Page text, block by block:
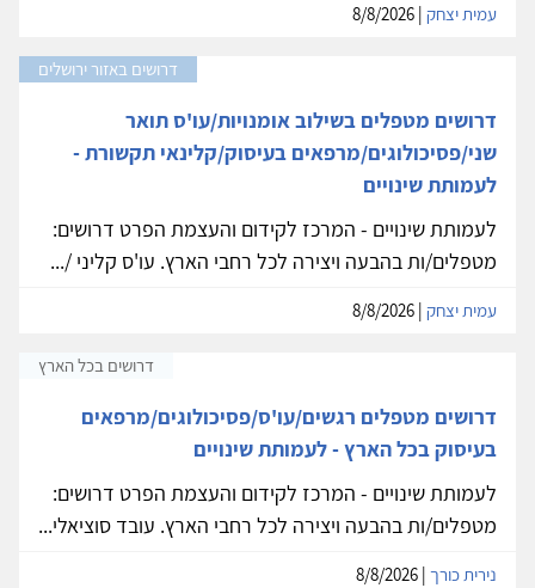
עמית יצחק
דרושים באזור ירושלים
דרושים מטפלים בשילוב אומנויות/עו'ס תואר
שני/פסיכולוגים/מרפאים בעיסוק/קלינאי תקשורת -
לעמותת שינויים
לעמותת שינויים - המרכז לקידום והעצמת הפרט דרושים:
מטפלים/ות בהבעה ויצירה לכל רחבי הארץ. עו'ס קליני /...
עמית יצחק
דרושים בכל הארץ
דרושים מטפלים רגשים/עו'ס/פסיכולוגים/מרפאים
בעיסוק בכל הארץ - לעמותת שינויים
לעמותת שינויים - המרכז לקידום והעצמת הפרט דרושים:
מטפלים/ות בהבעה ויצירה לכל רחבי הארץ. עובד סוציאלי...
נירית כורך